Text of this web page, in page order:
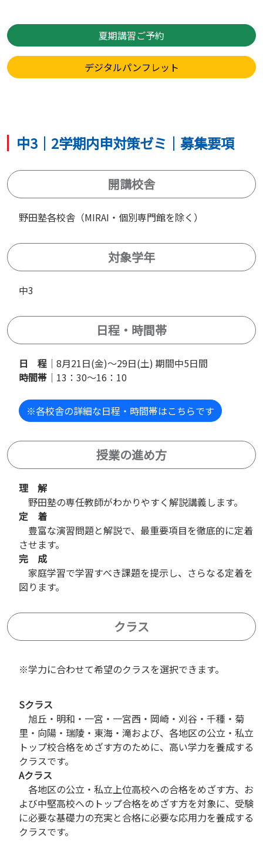
夏期講習ご予約
デジタルパンフレット
中3｜2学期内申対策ゼミ｜募集要項
開講校舎
野田塾各校舎（MIRAI・個別専門館を除く）
対象学年
中3
日程・時間帯
日 程 ｜8月21日(金)～29日(土) 期間中5日間
時間帯 ｜13：30～16：10
※各校舎の詳細な日程・時間帯はこちらです
授業の進め方
理 解
野田塾の専任教師がわかりやすく解説講義します。
定 着
豊富な演習問題と解説で、最重要項目を徹底的に定着
させます。
完 成
家庭学習で学習すべき課題を提示し、さらなる定着を
図ります。
クラス
※学力に合わせて希望のクラスを選択できます。
Sクラス
旭丘・明和・一宮・一宮西・岡崎・刈谷・千種・菊
里・向陽・瑞陵・東海・滝および、各地区の公立・私立
トップ校合格をめざす方のために、高い学力を養成する
クラスです。
Aクラス
各地区の公立・私立上位高校への合格をめざす方、お
よび中堅高校へのトップ合格をめざす方を対象に、受験
に必要な基礎力の充実と合格に必要な応用力を養成する
クラスです。